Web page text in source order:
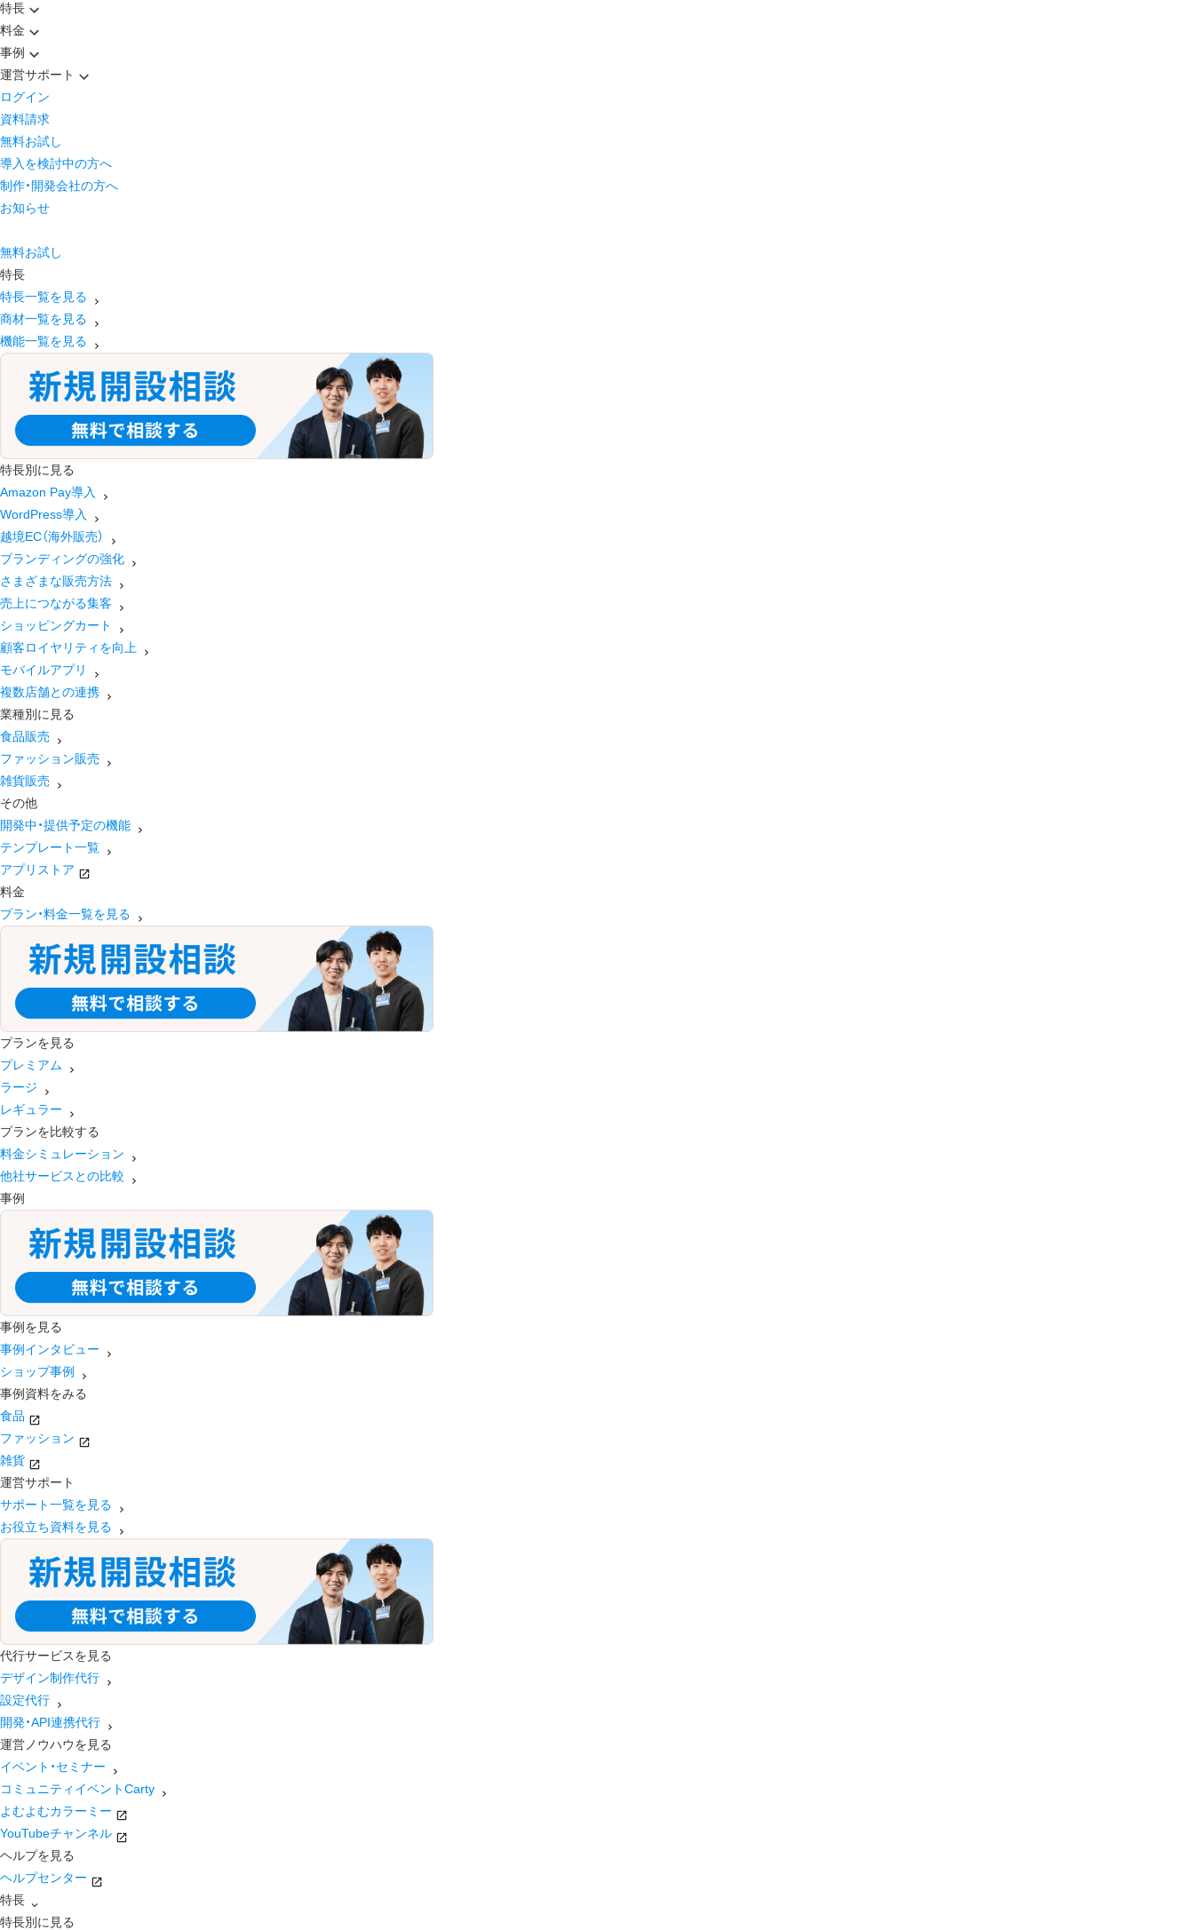
特長
料金
事例
運営サポート
ログイン
資料請求
無料お試し
導入を検討中の方へ
制作・開発会社の方へ
お知らせ
無料お試し
特長
特長一覧を見る
商材一覧を見る
機能一覧を見る
特長別に見る
Amazon Pay導入
WordPress導入
越境EC（海外販売）
ブランディングの強化
さまざまな販売方法
売上につながる集客
ショッピングカート
顧客ロイヤリティを向上
モバイルアプリ
複数店舗との連携
業種別に見る
食品販売
ファッション販売
雑貨販売
その他
開発中・提供予定の機能
テンプレート一覧
アプリストア
料金
プラン・料金一覧を見る
プランを見る
プレミアム
ラージ
レギュラー
プランを比較する
料金シミュレーション
他社サービスとの比較
事例
事例を見る
事例インタビュー
ショップ事例
事例資料をみる
食品
ファッション
雑貨
運営サポート
サポート一覧を見る
お役立ち資料を見る
代行サービスを見る
デザイン制作代行
設定代行
開発・API連携代行
運営ノウハウを見る
イベント・セミナー
コミュニティイベントCarty
よむよむカラーミー
YouTubeチャンネル
ヘルプを見る
ヘルプセンター
特長
特長別に見る